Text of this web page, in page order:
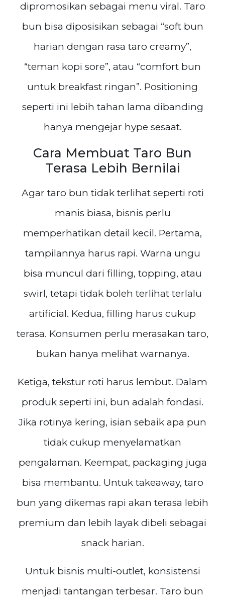
dipromosikan sebagai menu viral. Taro
bun bisa diposisikan sebagai “soft bun
harian dengan rasa taro creamy”,
“teman kopi sore”, atau “comfort bun
untuk breakfast ringan”. Positioning
seperti ini lebih tahan lama dibanding
hanya mengejar hype sesaat.
Cara Membuat Taro Bun
Terasa Lebih Bernilai
Agar taro bun tidak terlihat seperti roti
manis biasa, bisnis perlu
memperhatikan detail kecil. Pertama,
tampilannya harus rapi. Warna ungu
bisa muncul dari filling, topping, atau
swirl, tetapi tidak boleh terlihat terlalu
artificial. Kedua, filling harus cukup
terasa. Konsumen perlu merasakan taro,
bukan hanya melihat warnanya.
Ketiga, tekstur roti harus lembut. Dalam
produk seperti ini, bun adalah fondasi.
Jika rotinya kering, isian sebaik apa pun
tidak cukup menyelamatkan
pengalaman. Keempat, packaging juga
bisa membantu. Untuk takeaway, taro
bun yang dikemas rapi akan terasa lebih
premium dan lebih layak dibeli sebagai
snack harian.
Untuk bisnis multi-outlet, konsistensi
menjadi tantangan terbesar. Taro bun